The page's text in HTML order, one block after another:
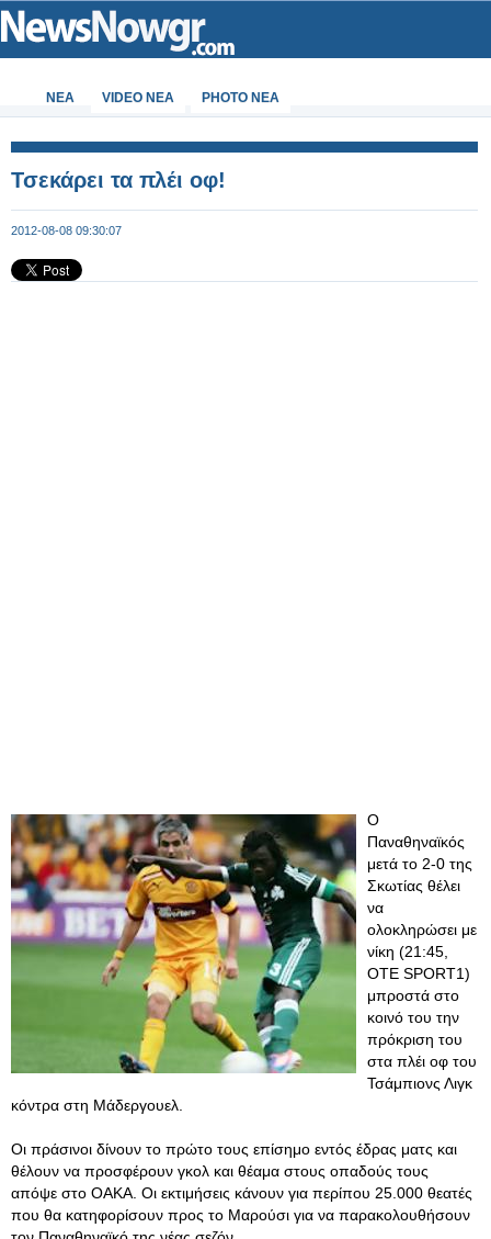
ΝΕΑ VIDEO NEA PHOTO NEA
Τσεκάρει τα πλέι οφ!
2012-08-08 09:30:07
Ο
Παναθηναϊκός
μετά το 2-0 της
Σκωτίας θέλει
να
ολοκληρώσει με
νίκη (21:45,
OTE SPORT1)
μπροστά στο
κοινό του την
πρόκριση του
στα πλέι οφ του
Τσάμπιονς Λιγκ
κόντρα στη Μάδεργουελ.
Οι πράσινοι δίνουν το πρώτο τους επίσημο εντός έδρας ματς και
θέλουν να προσφέρουν γκολ και θέαμα στους οπαδούς τους
απόψε στο ΟΑΚΑ. Οι εκτιμήσεις κάνουν για περίπου 25.000 θεατές
που θα κατηφορίσουν προς το Μαρούσι για να παρακολουθήσουν